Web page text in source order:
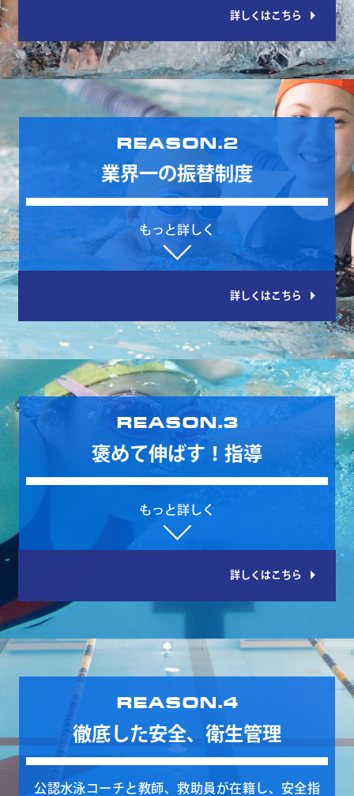
詳しくはこちら arrow_right
REASON.2
業界一の振替制度
詳しくはこちら arrow_right
REASON.3
褒めて伸ばす！指導
詳しくはこちら arrow_right
REASON.4
徹底した安全、衛生管理
公認水泳コーチと教師、救助員が在籍し、安全指